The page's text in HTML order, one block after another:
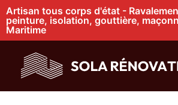
Artisan tous corps d'état -
peinture, isolation, gouttière,
Maritime
Toiture en
état à Bois-